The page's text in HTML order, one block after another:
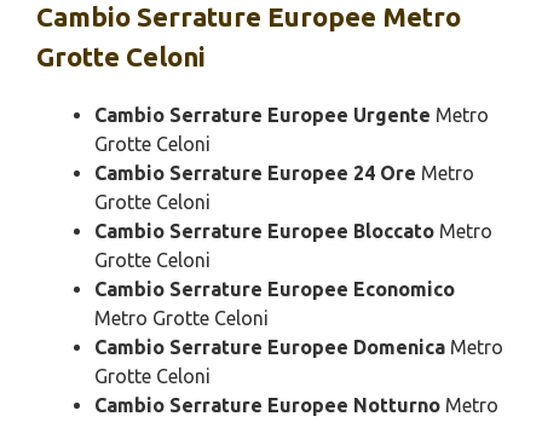
Cambio Serrature Europee Metro
Grotte Celoni
Cambio Serrature Europee Urgente Metro
Grotte Celoni
Cambio Serrature Europee 24 Ore Metro
Grotte Celoni
Cambio Serrature Europee Bloccato Metro
Grotte Celoni
Cambio Serrature Europee Economico
Metro Grotte Celoni
Cambio Serrature Europee Domenica Metro
Grotte Celoni
Cambio Serrature Europee Notturno Metro